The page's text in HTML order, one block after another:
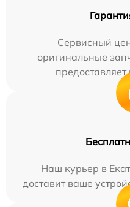
Сервисный
оригинальные
Наш курьер в
доставит ваше